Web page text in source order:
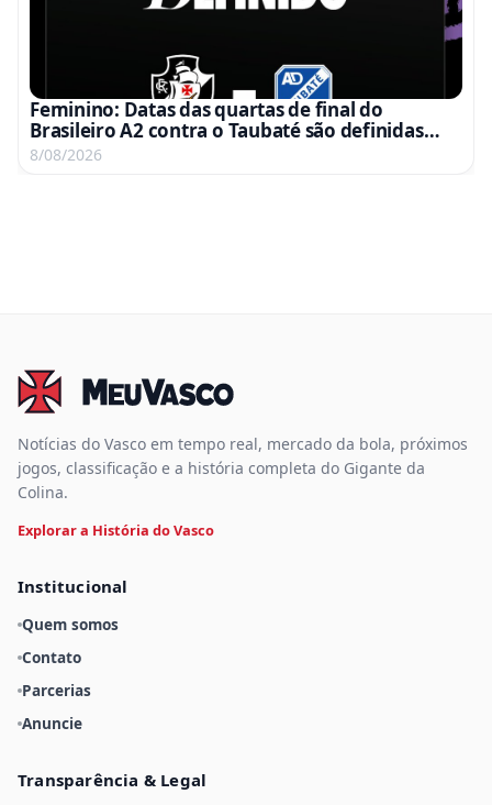
Feminino: Datas das quartas de final do
Brasileiro A2 contra o Taubaté são definidas
para 15 e 22 de agosto
8/08/2026
Notícias do Vasco em tempo real, mercado da bola, próximos
jogos, classificação e a história completa do Gigante da
Colina.
Explorar a História do Vasco
Institucional
Quem somos
Contato
Parcerias
Anuncie
Transparência & Legal